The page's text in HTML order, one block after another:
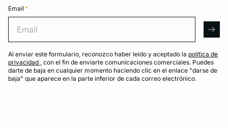
Email *
Al enviar este formulario, reconozco haber leído y aceptado la política de
privacidad , con el fin de enviarte comunicaciones comerciales. Puedes
darte de baja en cualquier momento haciendo clic en el enlace "darse de
baja" que aparece en la parte inferior de cada correo electrónico.